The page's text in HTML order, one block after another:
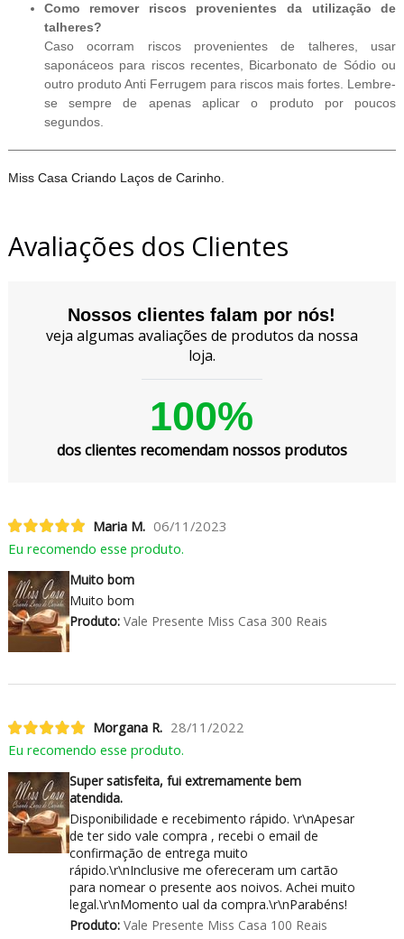
Como remover riscos provenientes da utilização de
talheres?
Caso ocorram riscos provenientes de talheres, usar
saponáceos para riscos recentes, Bicarbonato de Sódio ou
outro produto Anti Ferrugem para riscos mais fortes. Lembre-
se sempre de apenas aplicar o produto por poucos
segundos.
Miss Casa Criando Laços de Carinho.
Avaliações dos Clientes
Nossos clientes falam por nós!
veja algumas avaliações de produtos da nossa
loja.
100%
dos clientes recomendam nossos produtos
Maria M. 06/11/2023
Eu recomendo esse produto.
Muito bom
Muito bom
Produto:Vale Presente Miss Casa 300 Reais
Morgana R. 28/11/2022
Eu recomendo esse produto.
Super satisfeita, fui extremamente bem
atendida.
Disponibilidade e recebimento rápido. \r\nApesar
de ter sido vale compra , recebi o email de
confirmação de entrega muito
rápido.\r\nInclusive me ofereceram um cartão
para nomear o presente aos noivos. Achei muito
legal.\r\nMomento ual da compra.\r\nParabéns!
Produto:Vale Presente Miss Casa 100 Reais